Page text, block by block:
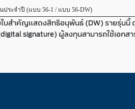
ะจำปี (แบบ 56-1 / แบบ 56-DW)
สำคัญแสดงสิทธิอนุพันธ์ (DW) รายรุ่นนี้
signature) ผู้ลงทุนสามารถใช้เอกส